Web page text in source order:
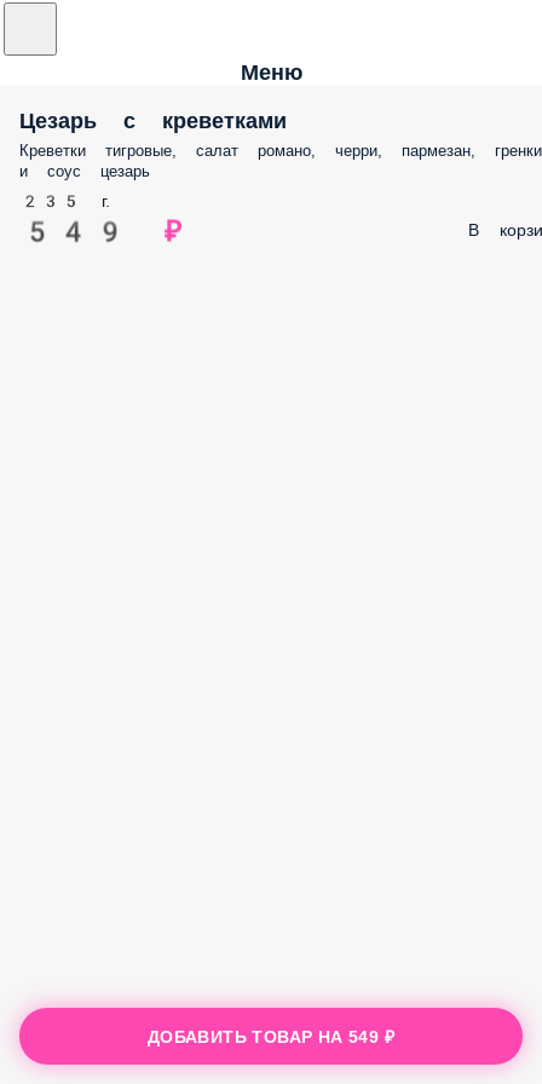
Меню
Цезарь с креветками
Креветки тигровые, салат романо, черри, пармезан, гренки
и соус цезарь
235 г.
549 ₽ В
ДОБАВИТЬ ТОВАР НА549 ₽